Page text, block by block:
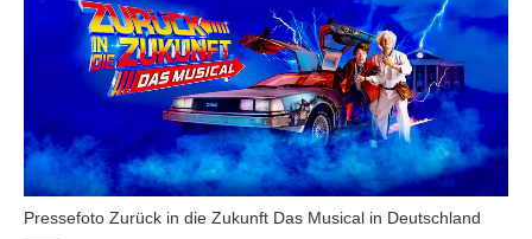
Pressefoto Zurück in die Zukunft Das Musical in Deutschland